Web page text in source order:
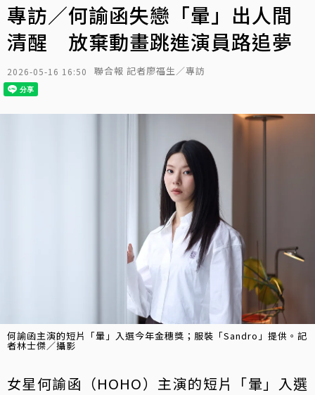
專訪／何諭函失戀「暈」出人間
清醒 放棄動畫跳進演員路追夢
2026-05-16 16:50 聯合報 記者廖福生／專訪
何諭函主演的短片「暈」入選今年金穗獎；服裝「Sandro」提供。記
者林士傑／攝影
女星何諭函（HOHO）主演的短片「暈」入選